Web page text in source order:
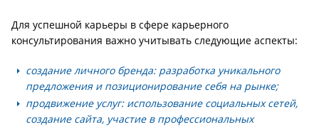
Для успешной карьеры в сфере карьерного
консультирования важно учитывать следующие аспекты:
создание личного бренда: разработка уникального
предложения и позиционирование себя на рынке;
продвижение услуг: использование социальных сетей,
создание сайта, участие в профессиональных